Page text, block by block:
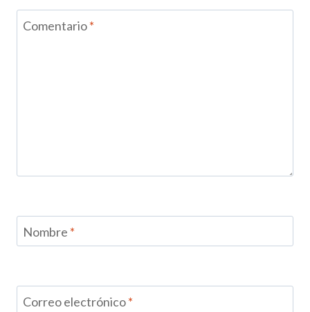
Comentario*
Nombre *
Correo electrónico*